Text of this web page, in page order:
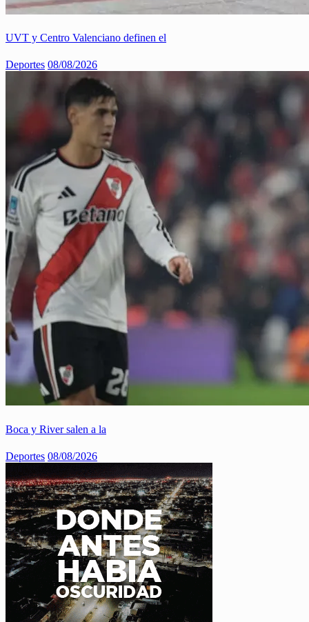
UVT y Centro Valenciano definen el
Deportes 08/08/2026
Boca y River salen a la
Deportes 08/08/2026